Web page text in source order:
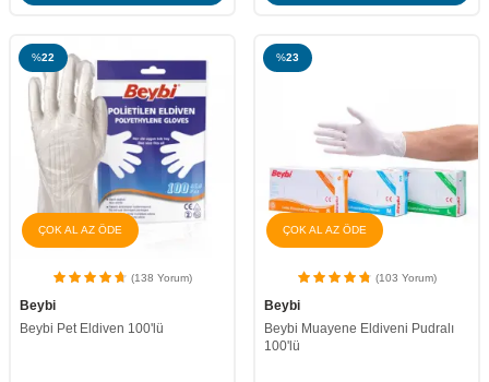
%22
ÇOK AL AZ ÖDE
(138 Yorum)
Beybi
Beybi Pet Eldiven 100'lü
%23
ÇOK AL AZ ÖDE
(103 Yorum)
Beybi
Beybi Muayene Eldiveni Pudralı
100'lü